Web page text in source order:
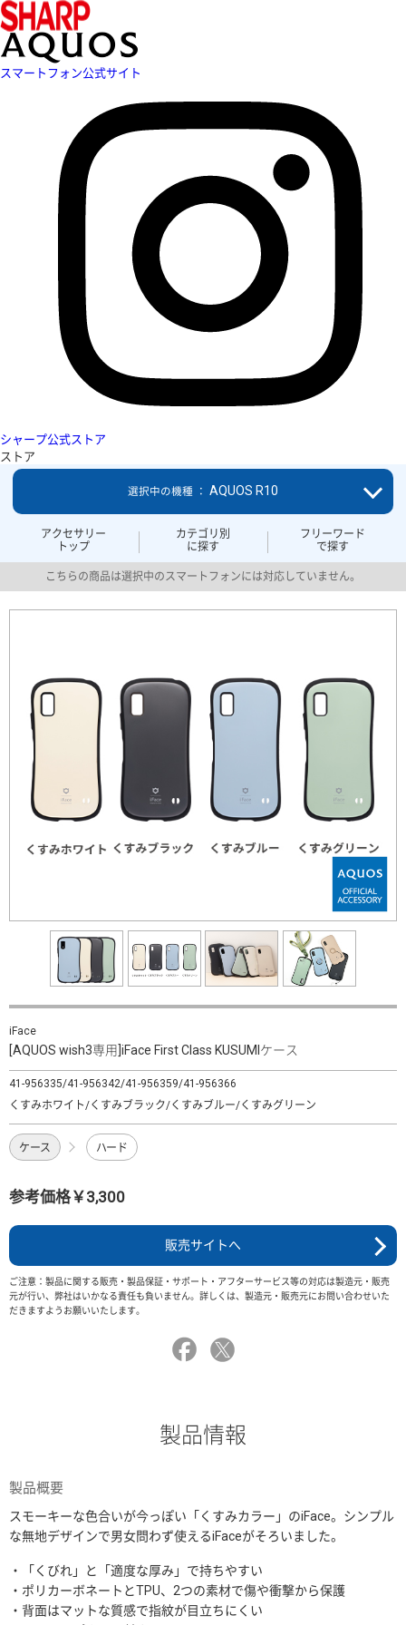
スマートフォン公式サイト
シャープ公式ストア
ストア
アクセサリー
トップ
カテゴリ別
に探す
フリーワード
で探す
選択中の機種 ： AQUOS R10
こちらの商品は選択中のスマートフォンには対応していません。
iFace
[AQUOS wish3専用]iFace First Class KUSUMIケース
41-956335/41-956342/41-956359/41-956366
くすみホワイト/くすみブラック/くすみブルー/くすみグリーン
ケース ハード
参考価格￥3,300
販売サイトへ
ご注意：製品に関する販売・製品保証・サポート・アフターサービス等の対応は製造元・販売
元が行い、弊社はいかなる責任も負いません。詳しくは、製造元・販売元にお問い合わせいた
だきますようお願いいたします。
製品情報
製品概要
スモーキーな色合いが今っぽい「くすみカラー」のiFace。シンプル
な無地デザインで男女問わず使えるiFaceがそろいました。
・「くびれ」と「適度な厚み」で持ちやすい
・ポリカーボネートとTPU、2つの素材で傷や衝撃から保護
・背面はマットな質感で指紋が目立ちにくい